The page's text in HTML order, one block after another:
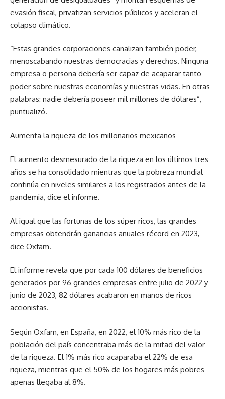
evasión fiscal, privatizan servicios públicos y aceleran el
colapso climático.
“Estas grandes corporaciones canalizan también poder,
menoscabando nuestras democracias y derechos. Ninguna
empresa o persona debería ser capaz de acaparar tanto
poder sobre nuestras economías y nuestras vidas. En otras
palabras: nadie debería poseer mil millones de dólares”,
puntualizó.
Aumenta la riqueza de los millonarios mexicanos
El aumento desmesurado de la riqueza en los últimos tres
años se ha consolidado mientras que la pobreza mundial
continúa en niveles similares a los registrados antes de la
pandemia, dice el informe.
Al igual que las fortunas de los súper ricos, las grandes
empresas obtendrán ganancias anuales récord en 2023,
dice Oxfam.
El informe revela que por cada 100 dólares de beneficios
generados por 96 grandes empresas entre julio de 2022 y
junio de 2023, 82 dólares acabaron en manos de ricos
accionistas.
Según Oxfam, en España, en 2022, el 10% más rico de la
población del país concentraba más de la mitad del valor
de la riqueza. El 1% más rico acaparaba el 22% de esa
riqueza, mientras que el 50% de los hogares más pobres
apenas llegaba al 8%.